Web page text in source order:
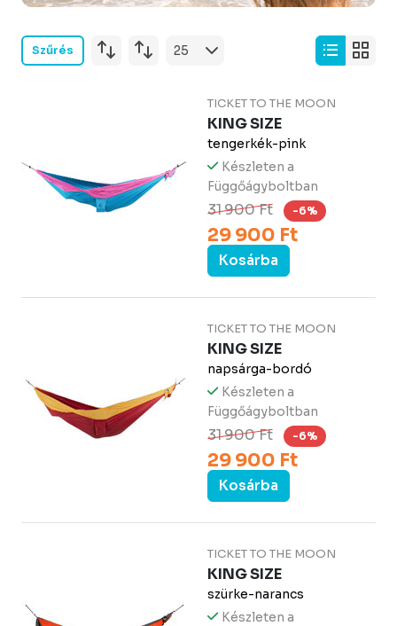
Szűrés
TICKET TO THE MOON
KING SIZE
tengerkék-pink
Készleten a
Függőágyboltban
31 900 Ft -6%
29 900 Ft
Kosárba
TICKET TO THE MOON
KING SIZE
napsárga-bordó
Készleten a
Függőágyboltban
31 900 Ft -6%
29 900 Ft
Kosárba
TICKET TO THE MOON
KING SIZE
szürke-narancs
Készleten a